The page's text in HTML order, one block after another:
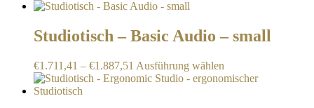
Varianten
Optionen
Studiotisch – Basic Audio – small
€1.711,41 – €1.887,51 Ausführung wählen
Produkt